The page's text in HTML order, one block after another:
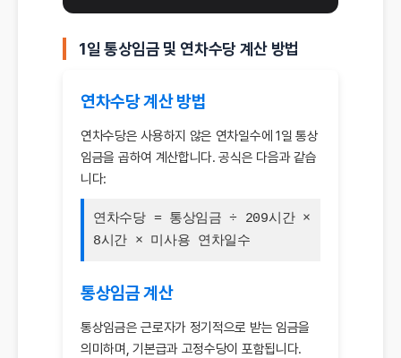
1일 통상임금 및 연차수당 계산 방법
연차수당 계산 방법
연차수당은 사용하지 않은 연차일수에 1일 통상
임금을 곱하여 계산합니다. 공식은 다음과 같습
니다:
연차수당 = 통상임금 ÷ 209시간 ×
8시간 × 미사용 연차일수
통상임금 계산
통상임금은 근로자가 정기적으로 받는 임금을
의미하며, 기본급과 고정수당이 포함됩니다.